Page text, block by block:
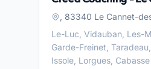
, 83340 Le Cannet-
Le-Luc, Vidauban, Les-
Garde-Freinet,
Issole, Lorgues, Cabasse